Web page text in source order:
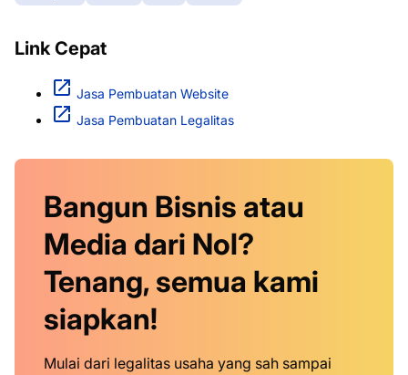
Link Cepat
Jasa Pembuatan Website
Jasa Pembuatan Legalitas
Bangun Bisnis atau
Media dari Nol?
Tenang, semua kami
siapkan!
Mulai dari legalitas usaha yang sah sampai